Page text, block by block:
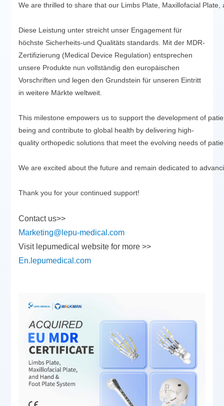
We are thrilled to share that our Limbs Plate, Maxillofacial
Diese Leistung unter streicht unser Engagement für
höchste Sicherheits-und Qualitäts standards. Mit der MDR-
Zertifizierung (Medical Device Regulation) entsprechen
unsere Produkte nun vollständig den europäischen
Vorschriften und legen den Grundstein für unseren Eintritt
in weitere Märkte weltweit.
This milestone empowers us to support the development of
being and contribute to global health by delivering high-
quality orthopedic solutions that meet the evolving needs of
We are excited about the future and remain dedicated to
Thank you for your continued support!
Contact us>>
Marketing@lepu-medical.com
Visit lepumedical website for more >>
En.lepumedical.com